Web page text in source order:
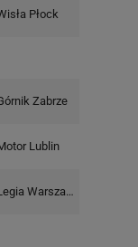
Płock
Zabrze
Lublin
Legia Warszawa